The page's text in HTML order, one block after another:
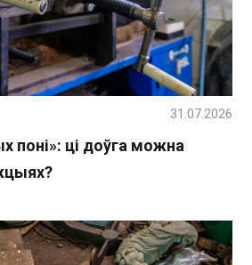
поні»: ці доўга можна
31.07.2026